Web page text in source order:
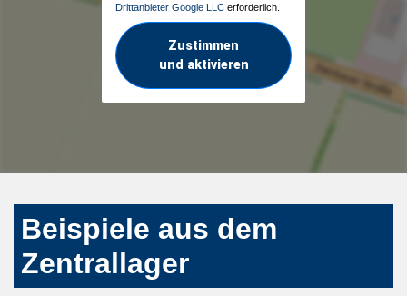
Drittanbieter Google LLC erforderlich.
Zustimmen
und aktivieren
Beispiele aus dem
Zentrallager